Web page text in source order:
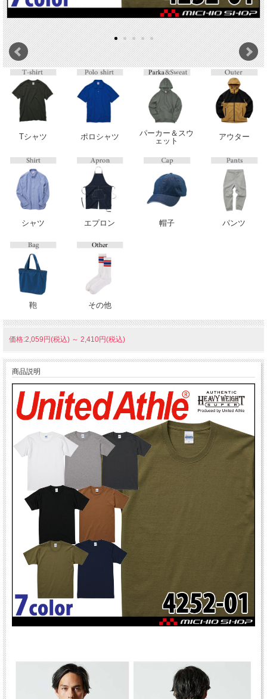
Tシャツ ポロシャツ
パーカー＆スウ
ェット
アウター
シャツ エプロン 帽子 パンツ
鞄 その他
価格:2,059円(税込) ～ 2,410円(税込)
商品説明